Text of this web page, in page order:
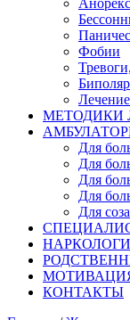
Фобии
МЕТОДИКИ
Для
Для
Для
Для
Для
КОНТАКТЫ